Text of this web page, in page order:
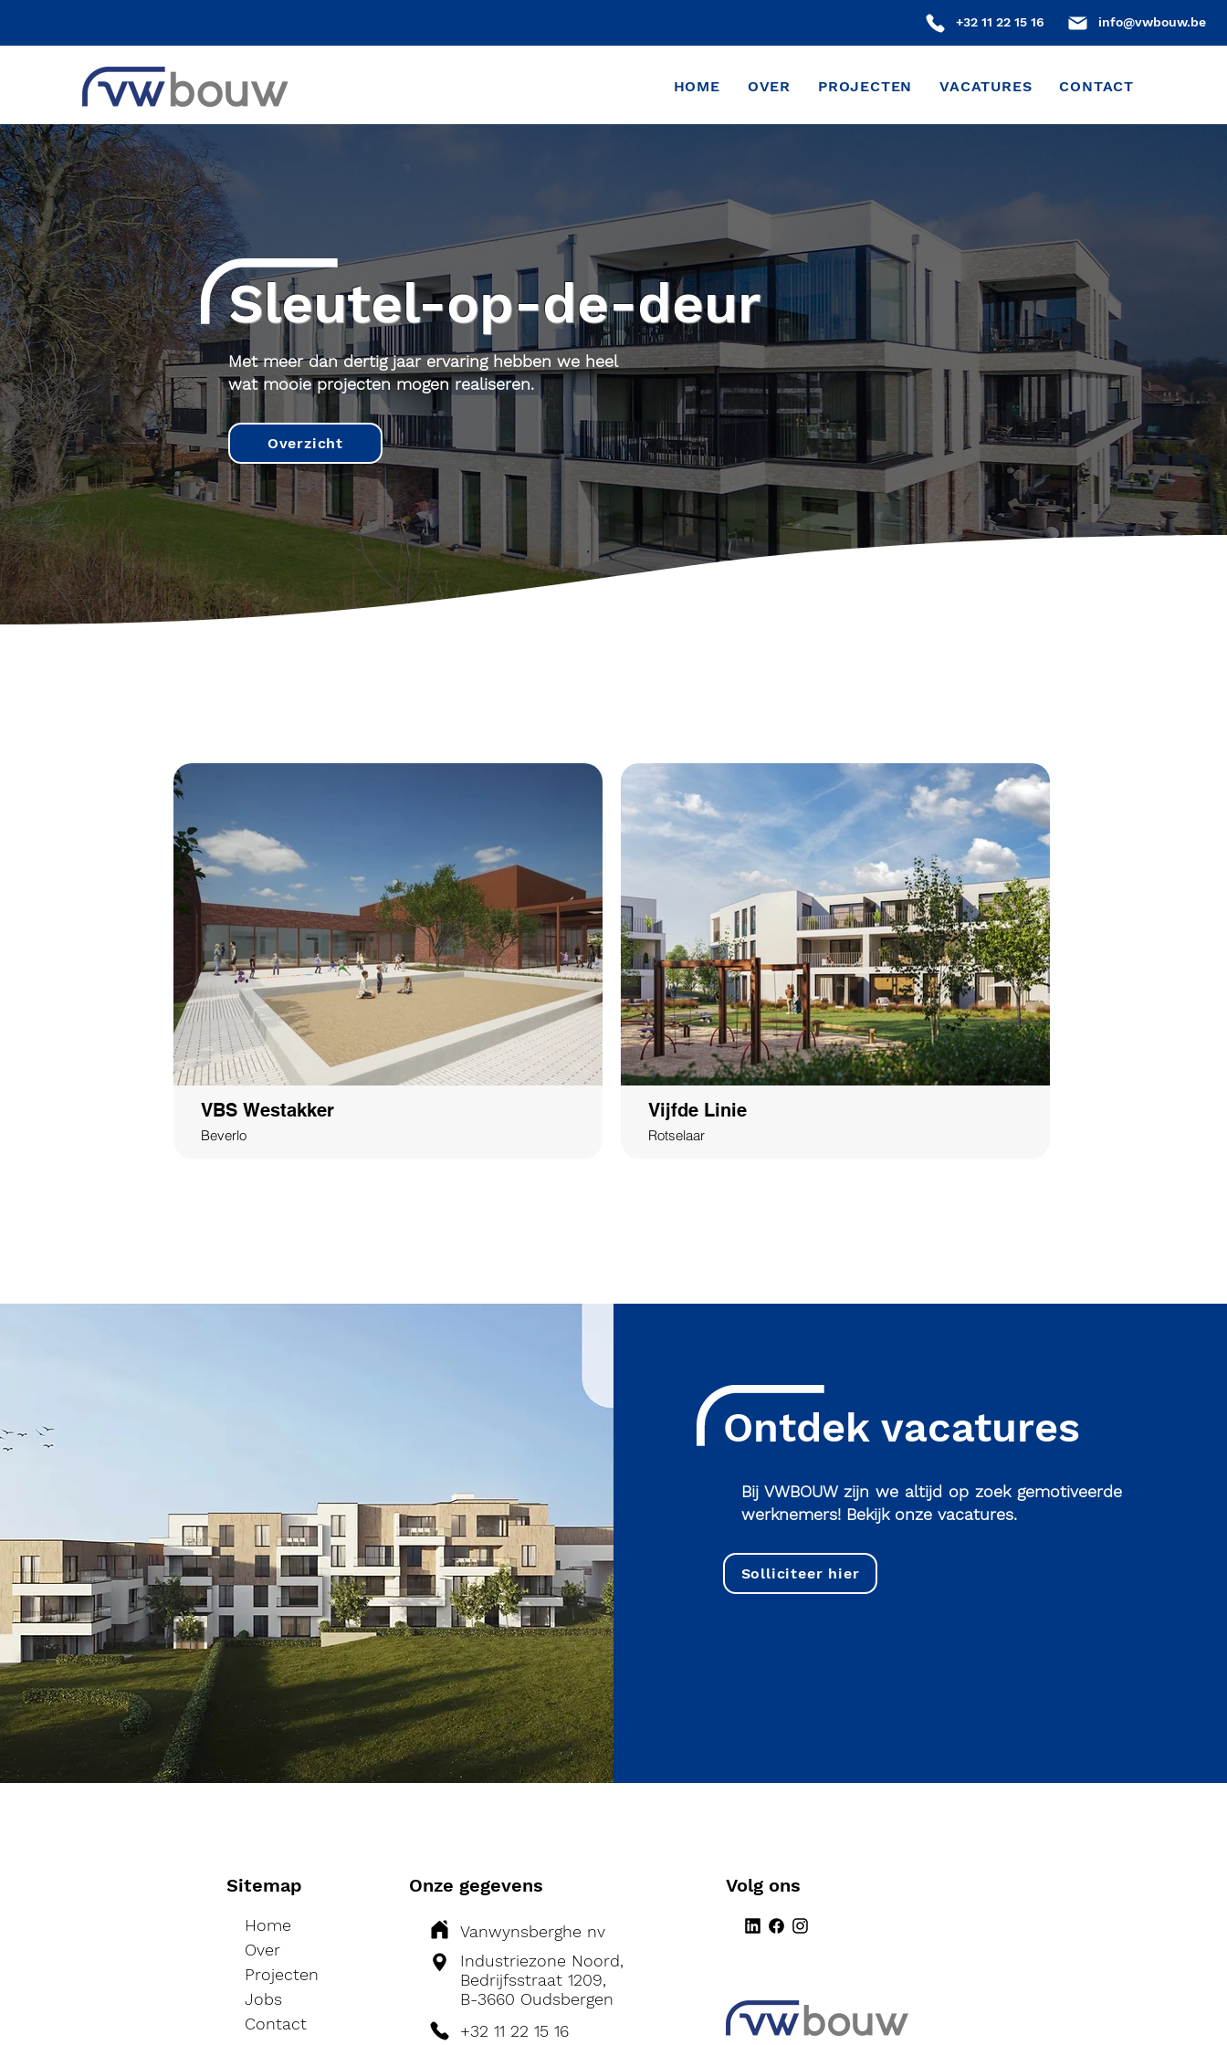
+32 11 22 15 16 info@vwbouw.be
HOME OVER PROJECTEN VACATURES CONTACT
Sleutel-op-de-deur
Met meer dan dertig jaar ervaring hebben we heel
wat mooie projecten mogen realiseren.
Overzicht
VBS Westakker
Beverlo
Vijfde Linie
Rotselaar
Ontdek vacatures
Bij VWBOUW zijn we altijd op zoek gemotiveerde
werknemers! Bekijk onze vacatures.
Solliciteer hier
Sitemap Onze gegevens
Home
Over
Projecten
Jobs
Contact
Vanwynsberghe nv
Industriezone Noord,
Bedrijfsstraat 1209,
B-3660 Oudsbergen
+32 11 22 15 16
Volg ons